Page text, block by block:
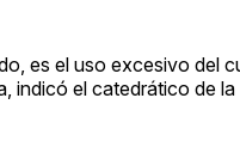
es el uso excesivo del
indicó el catedrático de